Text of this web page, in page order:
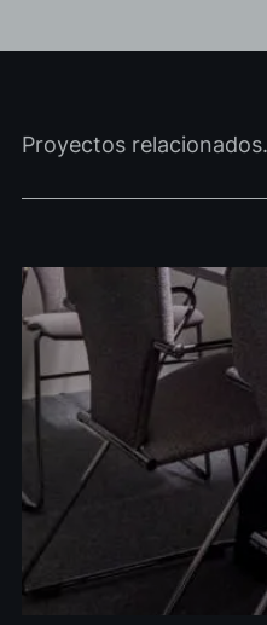
Proyectos relacionados.